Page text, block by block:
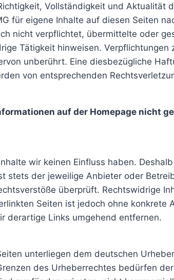
Vollständigkeit und Aktualität
für eigene Inhalte auf diesen Seiten
nicht verpflichtet, übermittelte oder
Tätigkeit hinweisen. Verpflichtungen
unberührt. Eine diesbezügliche
von entsprechenden
auf der Homepage nicht
wir keinen Einfluss haben.
stets der jeweilige Anbieter oder
überprüft. Rechtswidrige
Seiten ist jedoch ohne konkrete
derartige Links umgehend entfernen.
unterliegen dem deutschen
des Urheberrechtes bedürfen